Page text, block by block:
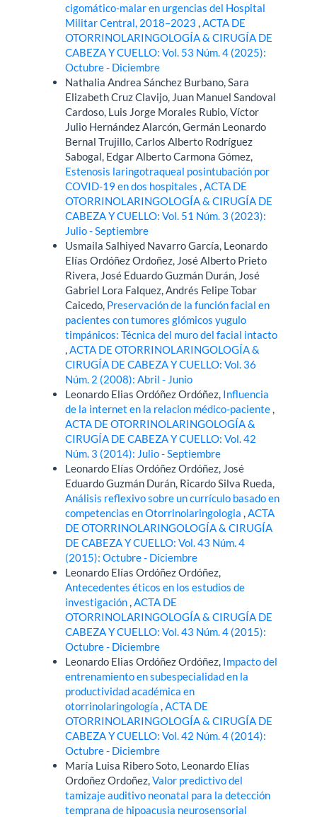
cigomático-malar en urgencias del Hospital
Militar Central, 2018–2023
ACTA DE
OTORRINOLARINGOLOGÍA & CIRUGÍA DE
CABEZA Y CUELLO: Vol. 53 Núm. 4 (2025):
Octubre - Diciembre
Nathalia Andrea Sánchez Burbano, Sara
Elizabeth Cruz Clavijo, Juan Manuel Sandoval
Cardoso, Luis Jorge Morales Rubio, Víctor
Julio Hernández Alarcón, Germán Leonardo
Bernal Trujillo, Carlos Alberto Rodríguez
Sabogal, Edgar Alberto Carmona Gómez,
Estenosis laringotraqueal posintubación por
COVID-19 en dos hospitales
ACTA DE
OTORRINOLARINGOLOGÍA & CIRUGÍA DE
CABEZA Y CUELLO: Vol. 51 Núm. 3 (2023):
Julio - Septiembre
Usmaila Salhiyed Navarro García, Leonardo
Elías Ordóñez Ordoñez, José Alberto Prieto
Rivera, José Eduardo Guzmán Durán, José
Gabriel Lora Falquez, Andrés Felipe Tobar
Caicedo, Preservación de la función facial en
pacientes con tumores glómicos yugulo
timpánicos: Técnica del muro del facial intacto
ACTA DE OTORRINOLARINGOLOGÍA &
CIRUGÍA DE CABEZA Y CUELLO: Vol. 36
Núm. 2 (2008): Abril - Junio
Leonardo Elias Ordóñez Ordóñez, Influencia
de la internet en la relacion médico-paciente
ACTA DE OTORRINOLARINGOLOGÍA &
CIRUGÍA DE CABEZA Y CUELLO: Vol. 42
Núm. 3 (2014): Julio - Septiembre
Leonardo Elías Ordóñez Ordóñez, José
Eduardo Guzmán Durán, Ricardo Silva Rueda,
Análisis reflexivo sobre un currículo basado en
competencias en Otorrinolaringologia
ACTA
DE OTORRINOLARINGOLOGÍA & CIRUGÍA
DE CABEZA Y CUELLO: Vol. 43 Núm. 4
(2015): Octubre - Diciembre
Leonardo Elías Ordóñez Ordóñez,
Antecedentes éticos en los estudios de
investigación ACTA DE
OTORRINOLARINGOLOGÍA & CIRUGÍA DE
CABEZA Y CUELLO: Vol. 43 Núm. 4 (2015):
Octubre - Diciembre
Leonardo Elias Ordóñez Ordóñez, Impacto del
entrenamiento en subespecialidad en la
productividad académica en
otorrinolaringología
ACTA DE
OTORRINOLARINGOLOGÍA & CIRUGÍA DE
CABEZA Y CUELLO: Vol. 42 Núm. 4 (2014):
Octubre - Diciembre
María Luisa Ribero Soto, Leonardo Elías
Ordoñez Ordoñez,Valor predictivo del
tamizaje auditivo neonatal para la detección
temprana de hipoacusia neurosensorial